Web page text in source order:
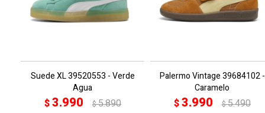
Suede XL 39520553 - Verde
Agua
$3.990 $5.890
Palermo Vintage 39684102 -
Caramelo
$3.990 $5.490